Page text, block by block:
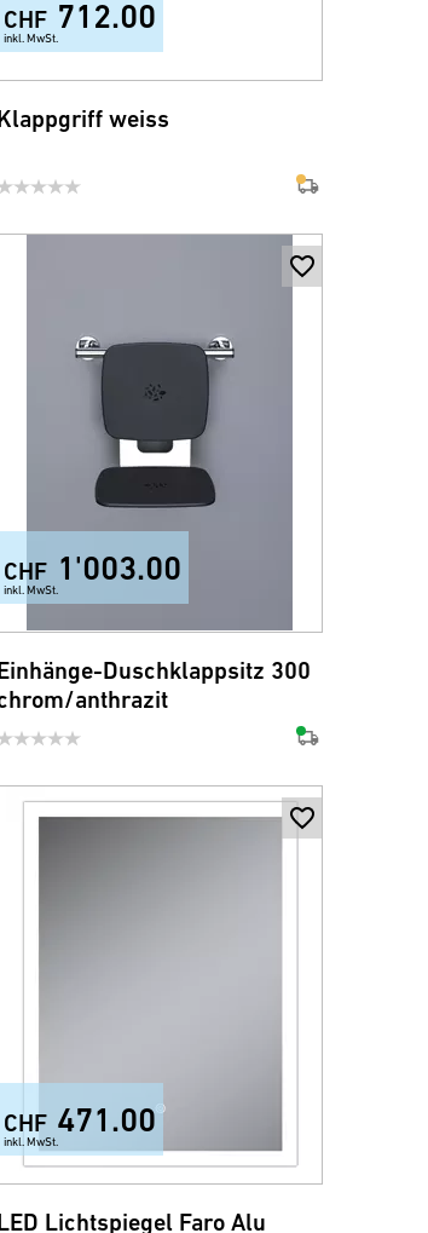
CHF 712.00
inkl. MwSt.
weiss
CHF 1'003.00
inkl. MwSt.
Duschklappsitz 300
anthrazit
CHF 471.00
inkl. MwSt.
Lichtspiegel Faro Alu